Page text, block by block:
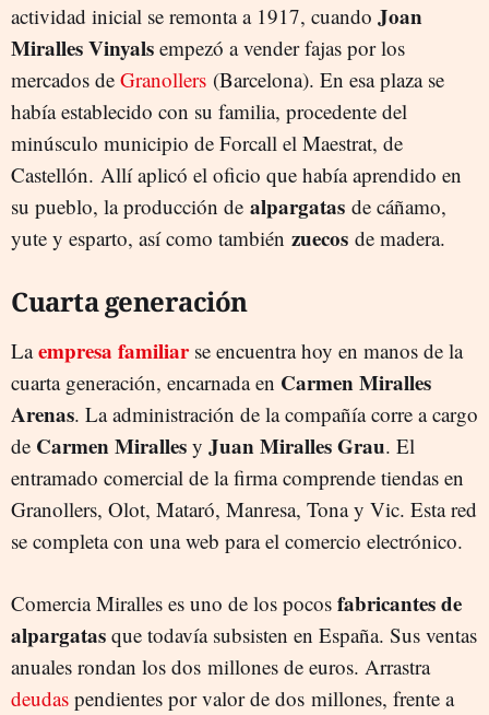
actividad inicial se remonta a 1917, cuando Joan
Miralles Vinyals empezó a vender fajas por los
mercados de Granollers (Barcelona). En esa plaza se
había establecido con su familia, procedente del
minúsculo municipio de Forcall el Maestrat, de
Castellón. Allí aplicó el oficio que había aprendido en
su pueblo, la producción de alpargatas de cáñamo,
yute y esparto, así como también zuecos de madera.
Cuarta generación
Laempresa familiarse encuentra hoy en manos de la
cuarta generación, encarnada en Carmen Miralles
Arenas. La administración de la compañía corre a cargo
de Carmen Miralles y Juan Miralles Grau. El
entramado comercial de la firma comprende tiendas en
Granollers, Olot, Mataró, Manresa, Tona y Vic. Esta red
se completa con una web para el comercio electrónico.
Comercia Miralles es uno de los pocos fabricantes de
alpargatas que todavía subsisten en España. Sus ventas
anuales rondan los dos millones de euros. Arrastra
deudas pendientes por valor de dos millones, frente a